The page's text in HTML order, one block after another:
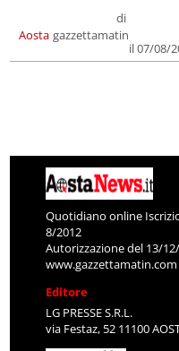
Aosta
di
gazzettamatin
il 07/08/
Quotidiano online
8/2012
Autorizzazione del 13/
www.gazzettamatin.com
Editore
LG PRESSE S.R.L.
via Festaz, 52 11100